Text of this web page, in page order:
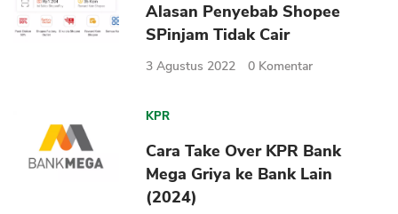
Alasan Penyebab Shopee
SPinjam Tidak Cair
3 Agustus 2022 0 Komentar
KPR
Cara Take Over KPR Bank
Mega Griya ke Bank Lain
(2024)